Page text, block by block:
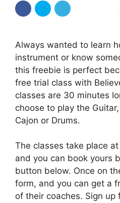
Always wanted to learn
instrument or know
this freebie is perfect
free trial class with
classes are 30 minutes
choose to play the
Cajon or Drums.
The classes take place
and you can book yours
button below. Once on
form, and you can get a
of their coaches. Sign